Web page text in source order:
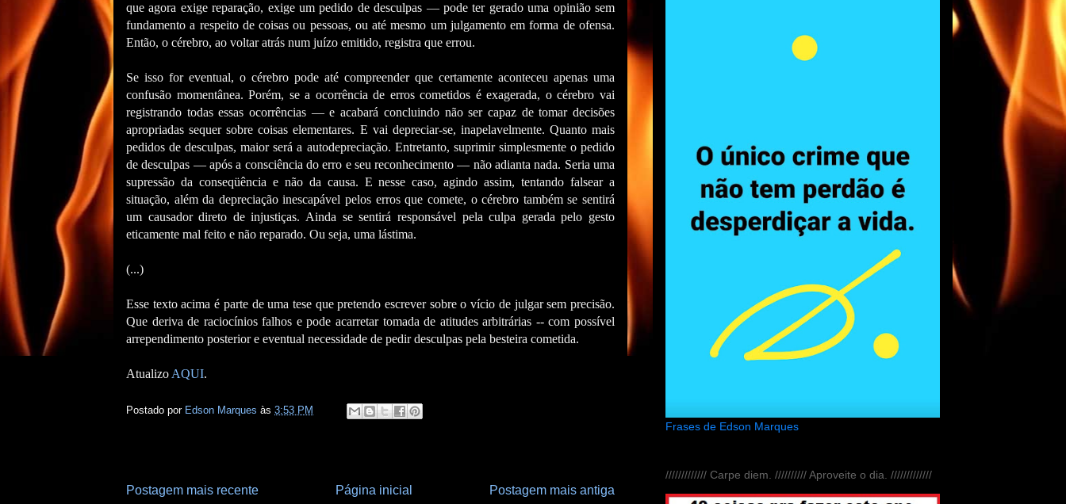
que agora exige reparação, exige um pedido de desculpas — pode ter gerado uma opinião sem
fundamento a respeito de coisas ou pessoas, ou até mesmo um julgamento em forma de ofensa.
Então, o cérebro, ao voltar atrás num juízo emitido, registra que errou.
Se isso for eventual, o cérebro pode até compreender que certamente aconteceu apenas uma
confusão momentânea. Porém, se a ocorrência de erros cometidos é exagerada, o cérebro vai
registrando todas essas ocorrências — e acabará concluindo não ser capaz de tomar decisões
apropriadas sequer sobre coisas elementares. E vai depreciar-se, inapelavelmente. Quanto mais
pedidos de desculpas, maior será a autodepreciação. Entretanto, suprimir simplesmente o pedido
de desculpas — após a consciência do erro e seu reconhecimento — não adianta nada. Seria uma
supressão da conseqüência e não da causa. E nesse caso, agindo assim, tentando falsear a
situação, além da depreciação inescapável pelos erros que comete, o cérebro também se sentirá
um causador direto de injustiças. Ainda se sentirá responsável pela culpa gerada pelo gesto
eticamente mal feito e não reparado. Ou seja, uma lástima.
(...)
Esse texto acima é parte de uma tese que pretendo escrever sobre o vício de julgar sem precisão.
Que deriva de raciocínios falhos e pode acarretar tomada de atitudes arbitrárias -- com possível
arrependimento posterior e eventual necessidade de pedir desculpas pela besteira cometida.
Atualizo AQUI.
Postado por Edson Marques às 3:53 PM
Postagem mais recente Postagem mais antiga
Página inicial
Frases de Edson Marques
///////////// Carpe diem. ////////// Aproveite o dia. /////////////